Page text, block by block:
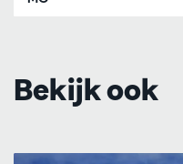
Bekijk ook